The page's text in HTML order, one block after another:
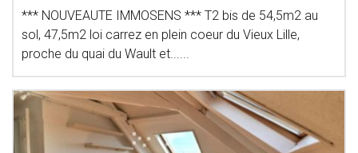
*** NOUVEAUTE IMMOSENS *** T2 bis de 54,5m2 au
sol, 47,5m2 loi carrez en plein coeur du Vieux Lille,
proche du quai du Wault et......